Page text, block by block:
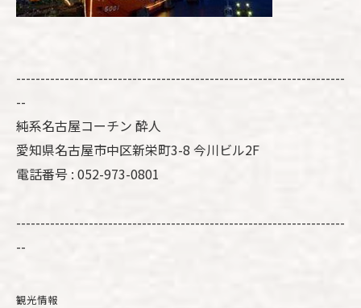
--------------------------------------------------------------------
--
純系名古屋コーチン 酔人
愛知県名古屋市中区新栄町3-8 今川ビル2F
電話番号 : 052-973-0801
--------------------------------------------------------------------
--
観光情報